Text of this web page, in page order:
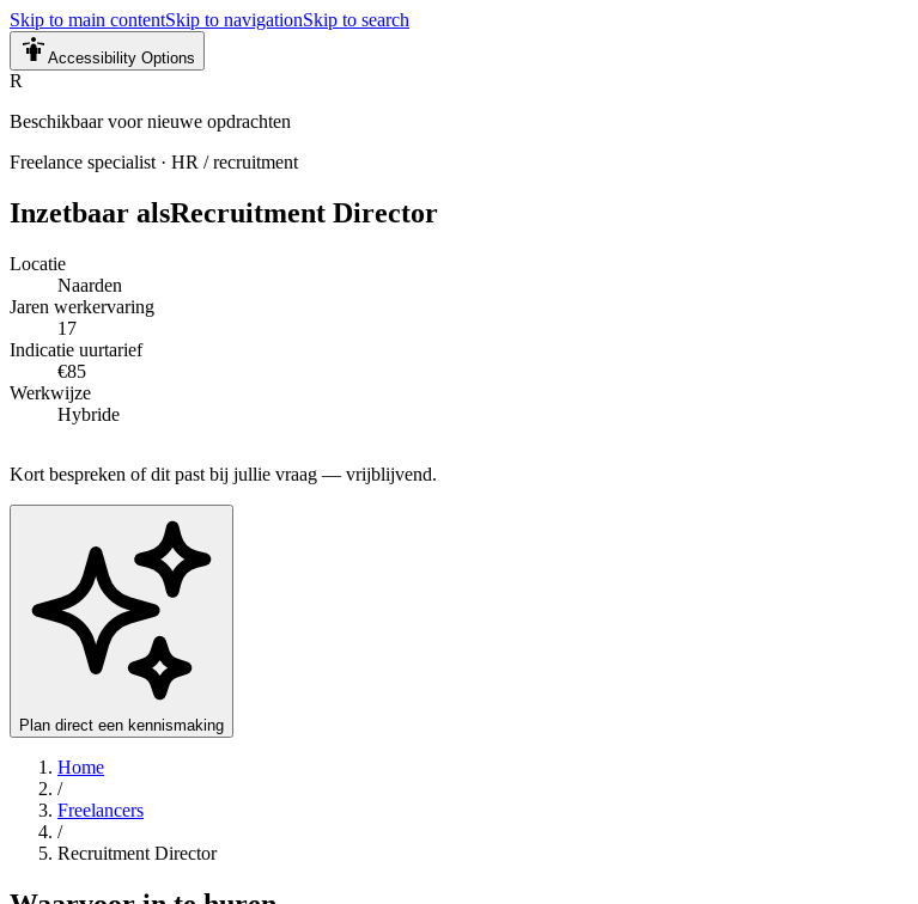
Skip to main contentSkip to navigationSkip to search
Accessibility Options
R
Beschikbaar voor nieuwe opdrachten
Freelance specialist · HR / recruitment
Inzetbaar alsRecruitment Director
Locatie
Naarden
Jaren werkervaring
17
Indicatie uurtarief
€85
Werkwijze
Hybride
Kort bespreken of dit past bij jullie vraag — vrijblijvend.
Plan direct een kennismaking
Home
/
Freelancers
/
Recruitment Director